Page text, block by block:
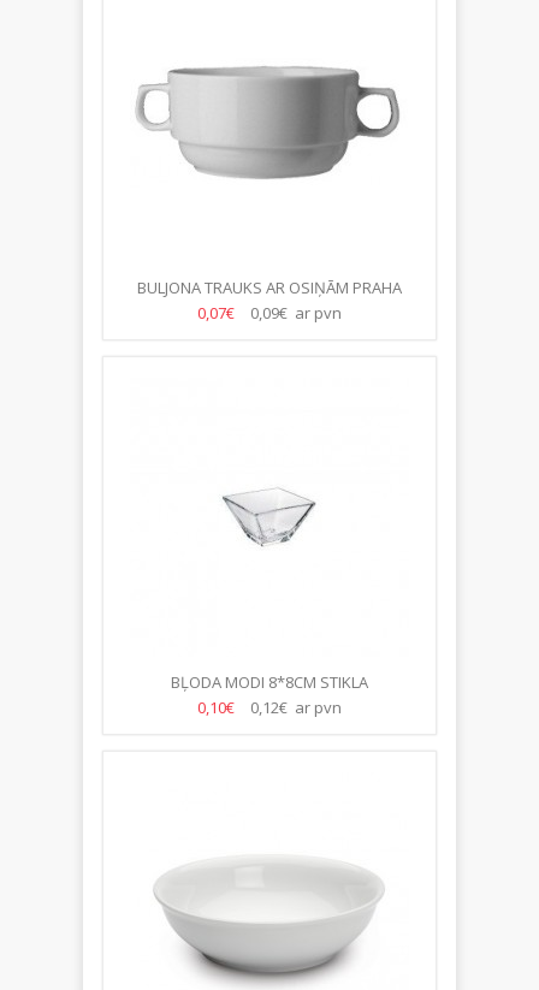
BULJONA TRAUKS AR OSIŅĀM PRAHA
330ML
0,07€ 0,09€ ar pvn
BĻODA MODI 8*8CM STIKLA
0,10€
0,12€ ar pvn